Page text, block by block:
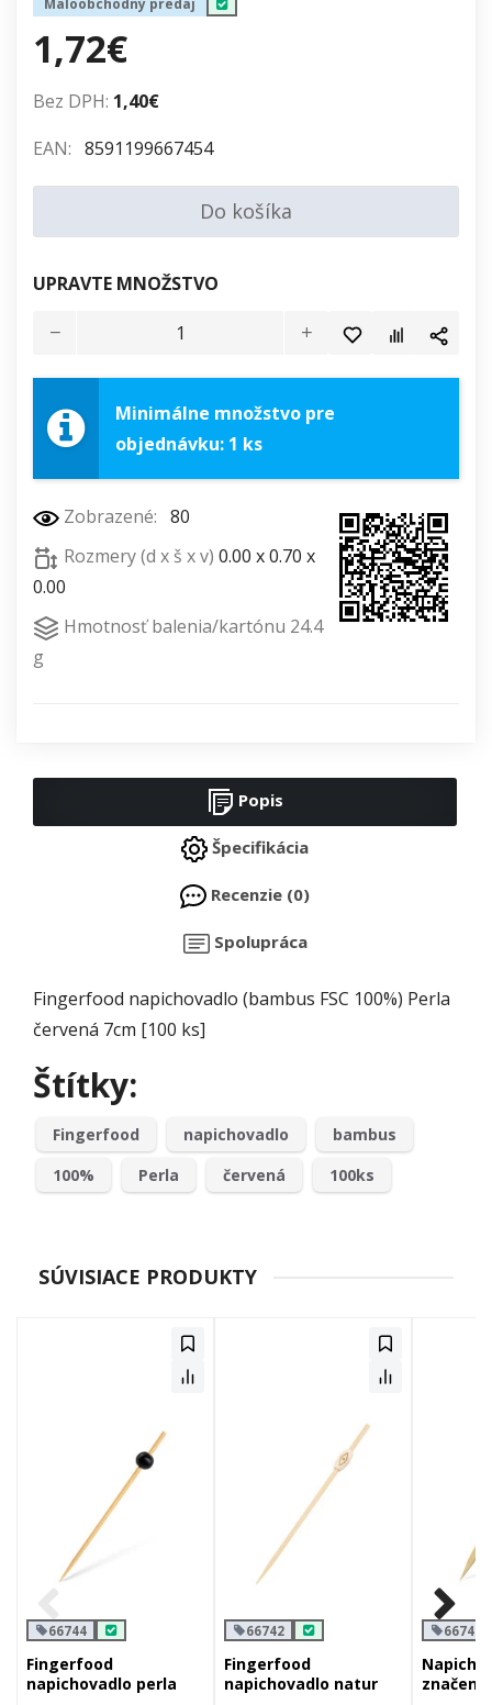
Maloobchodný predaj
1,72€
Bez DPH: 1,40€
EAN: 8591199667454
Do košíka
UPRAVTE MNOŽSTVO
Minimálne množstvo pre
objednávku: 1 ks
Zobrazené: 80
Rozmery (d x š x v) 0.00 x 0.70 x
0.00
Hmotnosť balenia/kartónu 24.4
g
Popis
Špecifikácia
Recenzie (0)
Spolupráca
Fingerfood napichovadlo (bambus FSC 100%) Perla
červená 7cm [100 ks]
Štítky:
Fingerfood napichovadlo
bambus
100%
Perla červená 100ks
SÚVISIACE PRODUKTY
66744
Fingerfood
napichovadlo perla
66742
Fingerfood
napichovadlo natur
66746